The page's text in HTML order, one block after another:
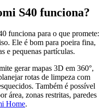
S40 funciona?
funciona para o que promete:
Ele é bom para poeira fina,
e pequenas partículas.
gerar mapas 3D em 360°,
rotas de limpeza com
Também é possível
área, zonas restritas, paredes
Home.